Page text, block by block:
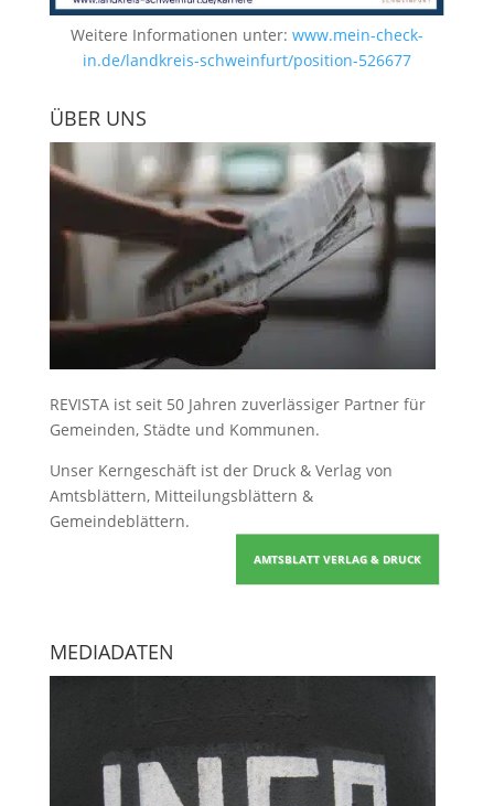
Weitere Informationen unter: www.mein-check-
in.de/landkreis-schweinfurt/position-526677
ÜBER UNS
REVISTA ist seit 50 Jahren zuverlässiger Partner für
Gemeinden, Städte und Kommunen.
Unser Kerngeschäft ist der Druck & Verlag von
Amtsblättern, Mitteilungsblättern &
Gemeindeblättern.
AMTSBLATT VERLAG & DRUCK
MEDIADATEN